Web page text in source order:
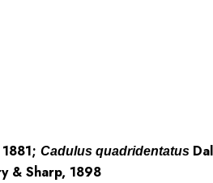
Cadulus quadridentatus
& Sharp, 1898